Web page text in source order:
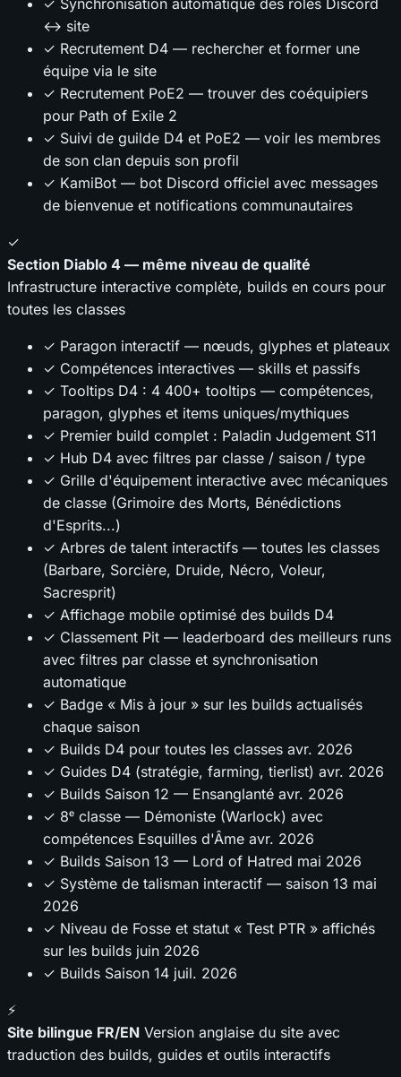
↔ site
✓ Recrutement D4 — rechercher et former une
équipe via le site
✓ Recrutement PoE2 — trouver des coéquipiers
pour Path of Exile 2
✓ Suivi de guilde D4 et PoE2 — voir les membres
de son clan depuis son profil
✓ KamiBot — bot Discord officiel avec messages
de bienvenue et notifications communautaires
✓
Section Diablo 4 — même niveau de qualité
Infrastructure interactive complète, builds en cours pour
toutes les classes
✓ Paragon interactif — nœuds, glyphes et plateaux
✓ Compétences interactives — skills et passifs
✓ Tooltips D4 : 4 400+ tooltips — compétences,
paragon, glyphes et items uniques/mythiques
✓ Premier build complet : Paladin Judgement S11
✓ Hub D4 avec filtres par classe / saison / type
✓ Grille d'équipement interactive avec mécaniques
de classe (Grimoire des Morts, Bénédictions
d'Esprits...)
✓ Arbres de talent interactifs — toutes les classes
(Barbare, Sorcière, Druide, Nécro, Voleur,
Sacresprit)
✓ Affichage mobile optimisé des builds D4
✓ Classement Pit — leaderboard des meilleurs runs
avec filtres par classe et synchronisation
automatique
✓ Badge « Mis à jour » sur les builds actualisés
chaque saison
✓ Builds D4 pour toutes les classes avr. 2026
✓ Guides D4 (stratégie, farming, tierlist) avr. 2026
✓ Builds Saison 12 — Ensanglanté avr. 2026
✓ 8ᵉ classe — Démoniste (Warlock) avec
compétences Esquilles d'Âme avr. 2026
✓ Builds Saison 13 — Lord of Hatred mai 2026
✓ Système de talisman interactif — saison 13 mai
2026
✓ Niveau de Fosse et statut « Test PTR » affichés
sur les builds juin 2026
✓ Builds Saison 14 juil. 2026
⚡
Site bilingue FR/EN Version anglaise du site avec
traduction des builds, guides et outils interactifs